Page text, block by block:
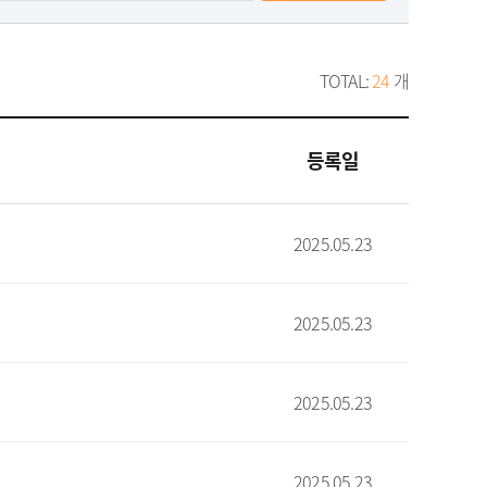
TOTAL:24 개
등록일
2025.05.23
2025.05.23
2025.05.23
2025.05.23